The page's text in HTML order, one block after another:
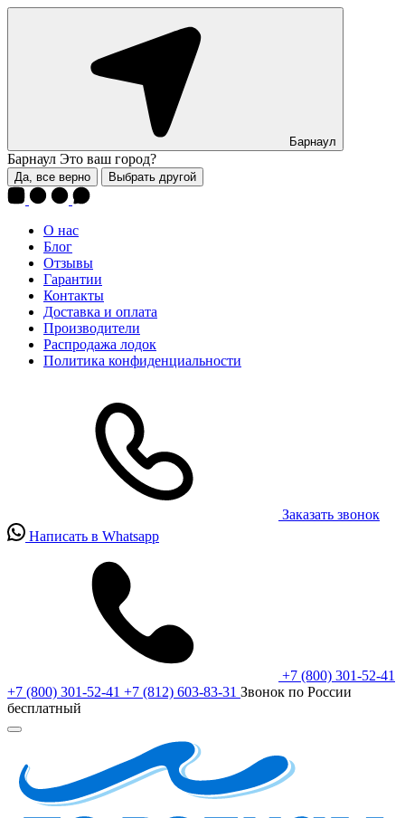
Барнаул
Барнаул Это ваш город?
Да, все верно Выбрать другой
О нас
Блог
Отзывы
Гарантии
Контакты
Доставка и оплата
Производители
Распродажа лодок
Политика конфиденциальности
Заказать звонок
Написать в Whatsapp
+7 (800) 301-52-41
+7 (800) 301-52-41 +7 (812) 603-83-31 Звонок по России
бесплатный